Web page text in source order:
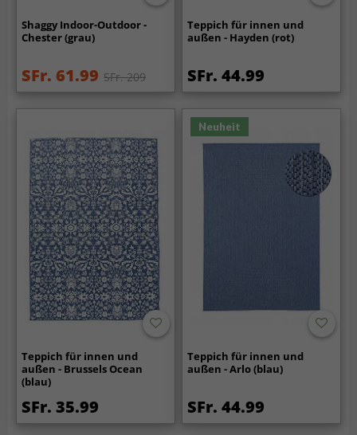
Shaggy Indoor-Outdoor -
Chester (grau)
SFr. 61.99 SFr. 209
Teppich für innen und
außen - Hayden (rot)
SFr. 44.99
Teppich für innen und
außen - Brussels Ocean
(blau)
SFr. 35.99
Neuheit
Teppich für innen und
außen - Arlo (blau)
SFr. 44.99